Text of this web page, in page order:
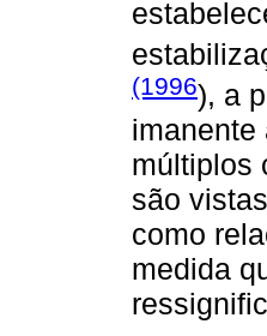
(1996), a
imanente
múltiplos
são
como
medida